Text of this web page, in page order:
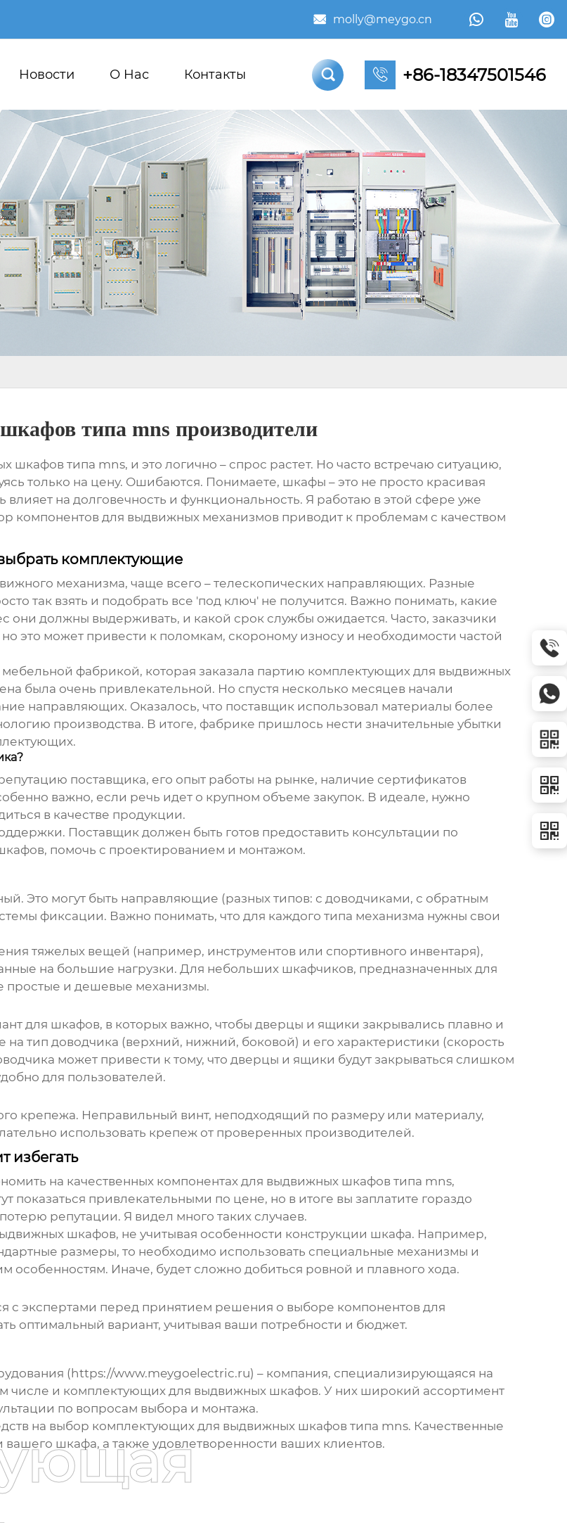
 molly@meygo.cn   
Новости О Hас Контакты   +86-18347501546
типа mns производители
шкафов типа mns, и это логично – спрос растет. Но часто встречаю ситуацию,
только на цену. Ошибаются. Понимаете, шкафы – это не просто красивая
на долговечность и функциональность. Я работаю в этой сфере уже
компонентов для выдвижных механизмовприводит к проблемам с качеством
комплектующие
механизма, чаще всего – телескопических направляющих. Разные
так взять и подобрать все 'под ключ' не получится. Важно понимать, какие
они должны выдерживать, и какой срок службы ожидается. Часто, заказчики
это может привести к поломкам, скороному износу и необходимости частой
фабрикой, которая заказала партию комплектующих для выдвижных
была очень привлекательной. Но спустя несколько месяцев начали
направляющих. Оказалось, что поставщик использовал материалы более
производства. В итоге, фабрике пришлось нести значительные убытки
поставщика, его опыт работы на рынке, наличие сертификатов
важно, если речь идет о крупном объеме закупок. В идеале, нужно
в качестве продукции.
Поставщик должен быть готов предоставить консультации по
, помочь с проектированием и монтажом.
Это могут быть направляющие (разных типов: с доводчиками, с обратным
фиксации. Важно понимать, что для каждого типа механизма нужны свои
тяжелых вещей (например, инструментов или спортивного инвентаря),
на большие нагрузки. Для небольших шкафчиков, предназначенных для
простые и дешевые механизмы.
для шкафов, в которых важно, чтобы дверцы и ящики закрывались плавно и
тип доводчика (верхний, нижний, боковой) и его характеристики (скорость
может привести к тому, что дверцы и ящики будут закрываться слишком
для пользователей.
крепежа. Неправильный винт, неподходящий по размеру или материалу,
использовать крепеж от проверенных производителей.
избегать
на качественных компонентах для выдвижных шкафов типа mns,
показаться привлекательными по цене, но в итоге вы заплатите гораздо
репутации. Я видел много таких случаев.
шкафов, не учитывая особенности конструкции шкафа. Например,
размеры, то необходимо использовать специальные механизмы и
особенностям. Иначе, будет сложно добиться ровной и плавного хода.
с экспертами перед принятием решения о выборе компонентов для
оптимальный вариант, учитывая ваши потребности и бюджет.
(https://www.meygoelectric.ru) – компания, специализирующаяся на
числе и комплектующих для выдвижных шкафов. У них широкий ассортимент
по вопросам выбора и монтажа.
на выбор комплектующих для выдвижных шкафов типа mns. Качественные
шкафа, а также удовлетворенности ваших клиентов.